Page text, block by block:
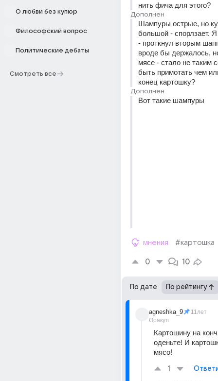
О любви без купюр
Философский вопрос
Политические дебаты
Смотреть все
нить фича для этого?
Дополнен
Шампуры острые, но
большой - спорлзает.
- проткнул вторым
вроде бы держалось,
мясе - стало не таким
быть примотать чем
конец картошку?
Дополнен
Вот такие шампуры
мнения #картошка
0 10
По дате По рейтингу
agneshka_9
Оракул
11лет
Картошину на
оденьте! И
мясо!
1